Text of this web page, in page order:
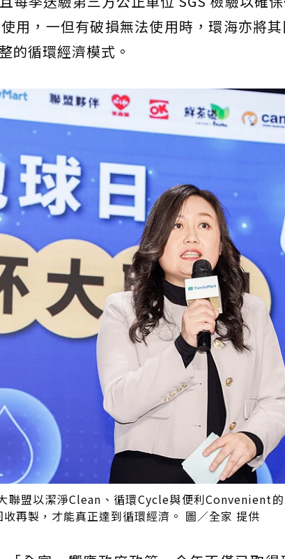
用，一但有破損無法使用時，環海亦將
的循環經濟模式。
聯盟以潔淨Clean、循環Cycle與便利Convenient
再製，才能真正達到循環經濟。 圖／全家 提供